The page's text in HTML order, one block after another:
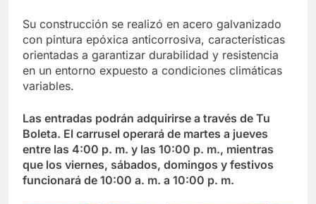
Su construcción se realizó en acero galvanizado
con pintura epóxica anticorrosiva, características
orientadas a garantizar durabilidad y resistencia
en un entorno expuesto a condiciones climáticas
variables.
Las entradas podrán adquirirse a través de Tu
Boleta. El carrusel operará de martes a jueves
entre las 4:00 p. m. y las 10:00 p. m., mientras
que los viernes, sábados, domingos y festivos
funcionará de 10:00 a. m. a 10:00 p. m.